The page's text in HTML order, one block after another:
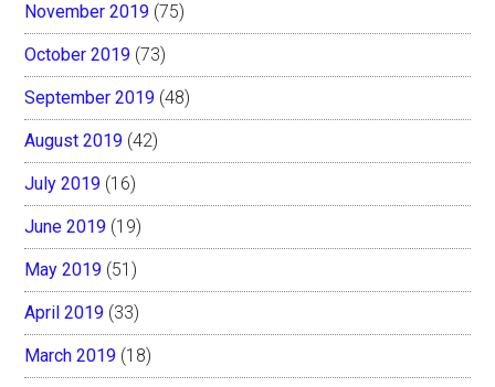
November 2019 (75)
October 2019 (73)
September 2019 (48)
August 2019 (42)
July 2019 (16)
June 2019 (19)
May 2019 (51)
April 2019 (33)
March 2019 (18)